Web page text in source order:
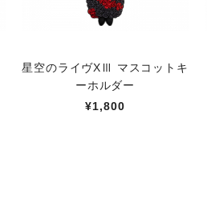
星空のライヴXⅢ マスコットキ
ーホルダー
¥1,800